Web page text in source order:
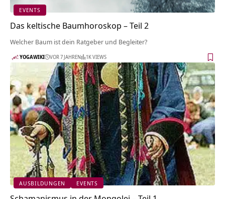
EVENTS
Das keltische Baumhoroskop – Teil 2
Welcher Baum ist dein Ratgeber und Begleiter?
YOGAWIKI VOR 7 JAHREN 1K VIEWS
AUSBILDUNGEN EVENTS